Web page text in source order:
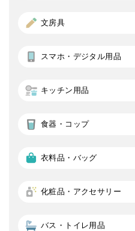
文房具
スマホ・デジタル用品
キッチン用品
食器・コップ
衣料品・バッグ
化粧品・アクセサリー
バス・トイレ用品